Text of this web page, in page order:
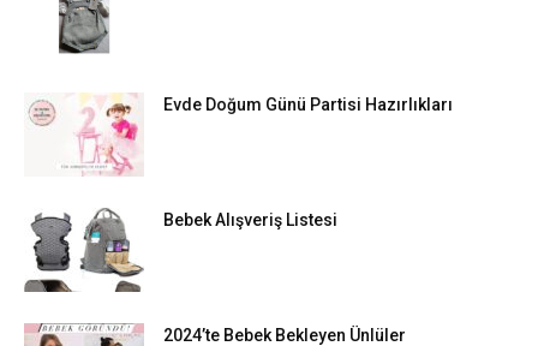
Evde Doğum Günü Partisi Hazırlıkları
Bebek Alışveriş Listesi
2024’te Bebek Bekleyen Ünlüler